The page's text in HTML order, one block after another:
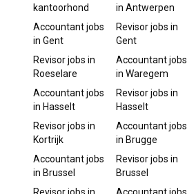
kantoorhond
in Antwerpen
Accountantjobs
in Gent
Revisorjobs in
Gent
Revisorjobs in
Roeselare
Accountantjobs
in Waregem
Accountantjobs
in Hasselt
Revisorjobs in
Hasselt
Revisorjobs in
Kortrijk
Accountantjobs
in Brugge
Accountantjobs
in Brussel
Revisorjobs in
Brussel